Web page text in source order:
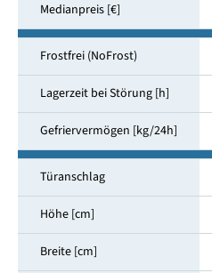
Medianpreis [€]
Frostfrei (NoFrost)
Lagerzeit bei Störung [h]
Gefriervermögen [kg/24h]
Türanschlag
Höhe [cm]
Breite [cm]